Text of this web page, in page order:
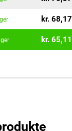
kr. 68,17
kr. 65,11